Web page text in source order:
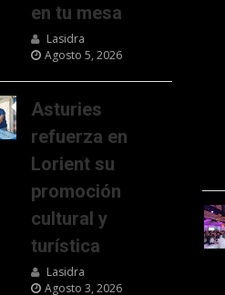
en tu mesa
Lasidra
Agosto 5, 2026
Asturies
refuerza en
Lorient su
promoción
cultural y
turística
Lasidra
Agosto 3, 2026